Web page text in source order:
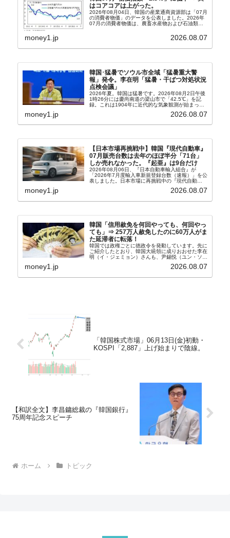
はコアコアは上がった。
2026年08月04日、韓国の産業通商資源部は「07月
の消費者物価」のデータを公表しました。2026年
07月の消費者物価は、農畜水産物および石油類の
2.8％上昇（06月は3.2％）となり、上昇率は前...
money1.jp 2026.08.07
韓国･猛暑でソウル市全域「猛暑重大警
報」発令。李在明「猛暑・干ばつ対処状況
点検会議」
2026年夏。韓国は猛暑です。2026年08月2日午後
1時26分には慶尚南道の梁山市で「42.5℃」を記
録。これは1904年に近代的な気象観測が始まって
ウル市全域への「猛暑重大警報」が発令され...
money1.jp 2026.08.07
【日本市場再挑戦中】韓国『現代自動車』
07月販売台数は去年のほぼ半分「71台」
しか売れなかった。『起亜』は9台だけ
2026年08月06日、『日本自動車輸入組合』が
「2026年7月度輸入車新規登録台数（速報）」を公
表しました。日本市場に再挑戦中の『現代自動
台数はこの中に捉えられているはずです。先月から
money1.jp 2026.08.07
韓国「信用赦免を何回やっても、何回やっ
ても」⇒ 257万人赦免したのに60万人がま
た延滞者に転落！
韓国では政権ごとに徳政令を発動しています。先に
ご紹介したとおり、韓国大統領に成りおおせた李在
明（イ・ジェミョン）さんも、尹錫悦（ユン・ソギ
バンクにして不良債権の買い取りを行い、分割償還
money1.jp 2026.08.07
「韓国株式市場」06月13日(金)初動・
KOSPI「2,887」上げ始まりで陰線。
【和訳全文】李昌鏞総裁の『韓国銀行』
75周年記念スピーチ
ホーム トピック